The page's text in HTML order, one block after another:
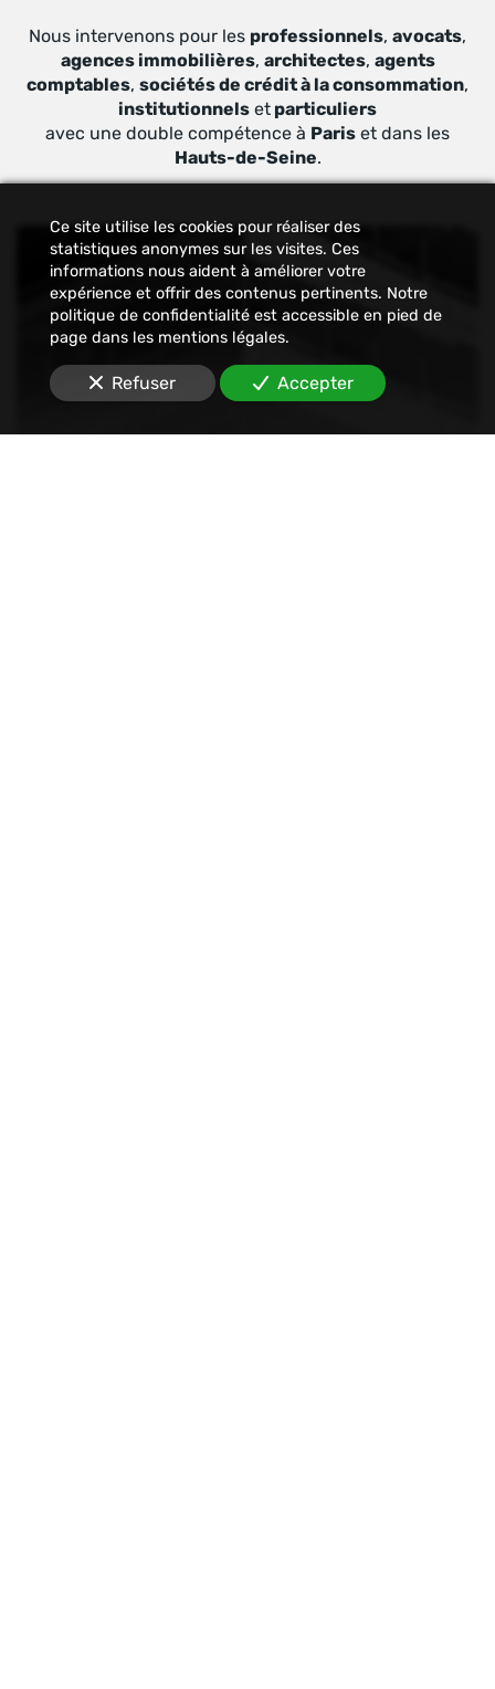
Nous intervenons pour les professionnels, avocats,
agences immobilières, architectes, agents
comptables, sociétés de crédit à la consommation,
institutionnels et particuliers
avec une double compétence à Paris et dans les
Hauts-de-Seine.
Ce site utilise les cookies pour réaliser des
statistiques anonymes sur les visites. Ces
informations nous aident à améliorer votre
expérience et offrir des contenus pertinents. Notre
politique de confidentialité est accessible en pied de
page dans les mentions légales.
Refuser Accepter